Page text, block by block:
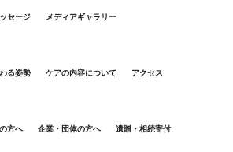
セージ メディアギャラリー
る姿勢 ケアの内容について アクセス
方へ 企業・団体の方へ 遺贈・相続寄付